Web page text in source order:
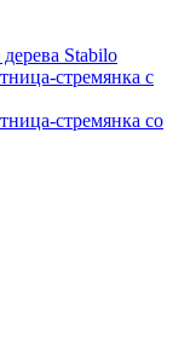
Stabilo
стремянка с
стремянка со